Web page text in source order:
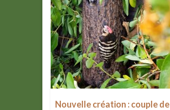
Nouvelle création : couple de